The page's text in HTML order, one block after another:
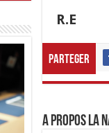
R.E
Parteger
A propos LA